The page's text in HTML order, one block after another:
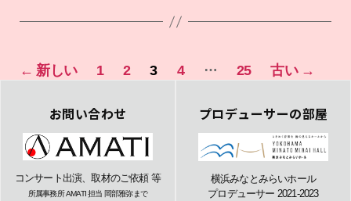
投
稿
ビ
ゲ
ー
← 新しい 1 2 3 4 … 25 古い →
お問い合わせ
コンサート出演、取材のご依頼 等
所属事務所 AMATI 担当 岡部雅弥まで
プロデューサーの部屋
横浜みなとみらいホール
プロデューサー 2021-2023